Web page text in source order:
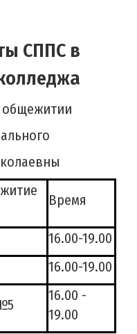
СППС в
общежитии
Время
16.00-19.00
16.00-19.00
16.00 -
19.00